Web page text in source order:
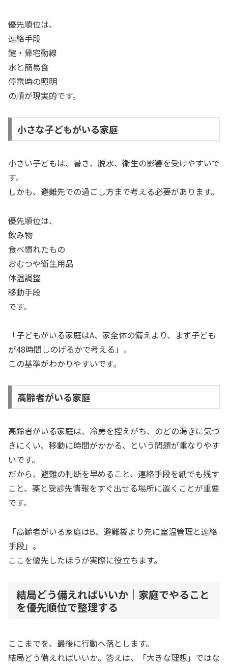
優先順位は、
連絡手段
鍵・帰宅動線
水と簡易食
停電時の照明
の順が現実的です。
小さな子どもがいる家庭
小さい子どもは、暑さ、脱水、衛生の影響を受けやすいで
す。
しかも、避難先での過ごし方まで考える必要があります。
優先順位は、
飲み物
食べ慣れたもの
おむつや衛生用品
体温調整
移動手段
です。
「子どもがいる家庭はA、家全体の備えより、まず子ども
が48時間しのげるかで考える」。
この基準がわかりやすいです。
高齢者がいる家庭
高齢者がいる家庭は、冷房を控えがち、のどの渇きに気づ
きにくい、移動に時間がかかる、という問題が重なりやす
いです。
だから、避難の判断を早めること、連絡手段を紙でも残す
こと、薬と受診先情報をすぐ出せる場所に置くことが重要
です。
「高齢者がいる家庭はB、避難袋より先に室温管理と連絡
手段」。
ここを優先したほうが実際に役立ちます。
結局どう備えればいいか｜家庭でやること
を優先順位で整理する
ここまでを、最後に行動へ落とします。
結局どう備えればいいか。答えは、「大きな理想」ではな